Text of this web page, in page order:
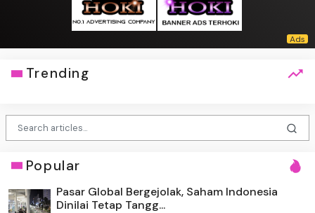
Trending
Popular
Pasar Global Bergejolak, Saham Indonesia
Dinilai Tetap Tangg...